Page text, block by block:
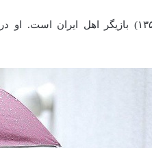
سحر دولتشاهی (زاده ۱۶ مهر ۱۳۵۸)